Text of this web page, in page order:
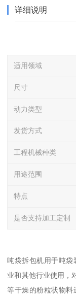
详细说明
适用领域
尺寸
动力类型
发货方式
工程机械种类
用途范围
特点
是否支持加工定制
吨袋拆包机用于吨袋
业和其他行业使用，
等干燥的粉粒状物料